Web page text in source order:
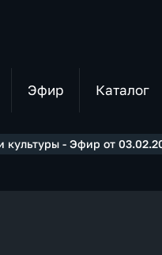
Эфир Каталог
культуры - Эфир от